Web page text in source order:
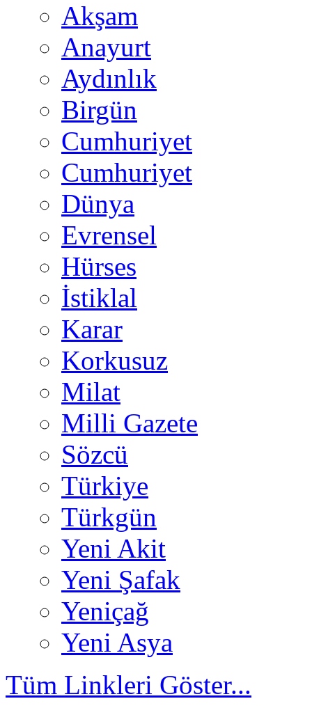
Akşam
Anayurt
Aydınlık
Birgün
Cumhuriyet
Cumhuriyet
Dünya
Evrensel
Hürses
İstiklal
Karar
Korkusuz
Milat
Milli Gazete
Sözcü
Türkiye
Türkgün
Yeni Akit
Yeni Şafak
Yeniçağ
Yeni Asya
Tüm Linkleri Göster...